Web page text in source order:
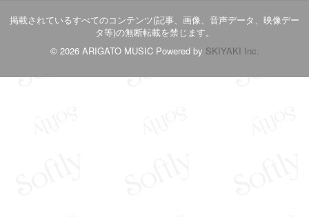
掲載されているすべてのコンテンツ(記事、画像、音声データ、映像デー
タ等)の無断転載を禁じます。
© 2026 ARIGATO MUSIC Powered by SKIYAKI Inc.